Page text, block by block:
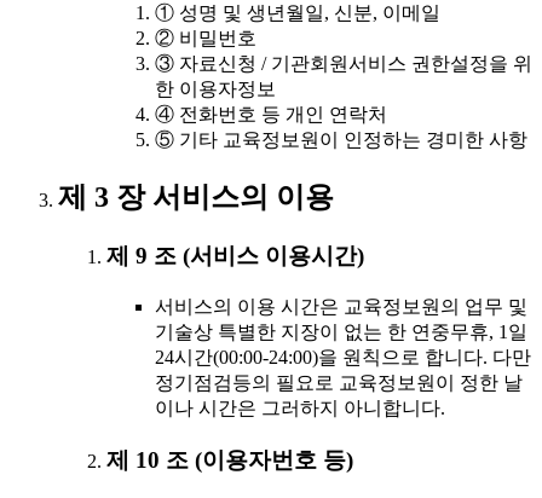
① 성명 및 생년월일, 신분, 이메일
② 비밀번호
③ 자료신청 / 기관회원서비스 권한설정을 위
한 이용자정보
④ 전화번호 등 개인 연락처
⑤ 기타 교육정보원이 인정하는 경미한 사항
제 3 장 서비스의 이용
제 9 조 (서비스 이용시간)
서비스의 이용 시간은 교육정보원의 업무 및
기술상 특별한 지장이 없는 한 연중무휴, 1일
24시간(00:00-24:00)을 원칙으로 합니다. 다만
정기점검등의 필요로 교육정보원이 정한 날
이나 시간은 그러하지 아니합니다.
제 10 조 (이용자번호 등)